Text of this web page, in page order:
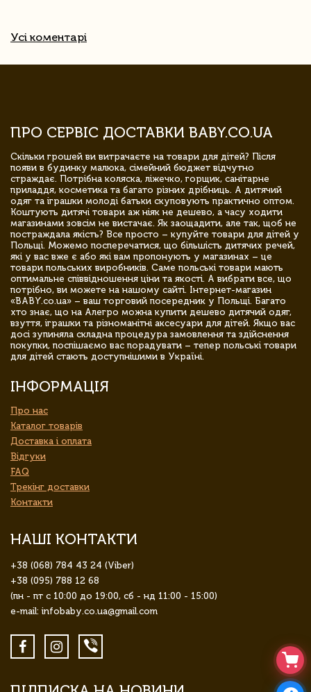
Усі коментарі
ПРО СЕРВІС ДОСТАВКИ BABY.CO.UA
Скільки грошей ви витрачаєте на товари для дітей? Після
появи в будинку малюка, сімейний бюджет відчутно
страждає. Потрібна коляска, ліжечко, горщик, санітарне
приладдя, косметика та багато різних дрібниць. А дитячий
одяг та іграшки молоді батьки скуповують практично оптом.
Коштують дитячі товари аж ніяк не дешево, а часу ходити
магазинами зовсім не вистачає. Як заощадити, але так, щоб не
постраждала якість? Все просто – купуйте товари для дітей у
Польщі. Можемо посперечатися, що більшість дитячих речей,
які у вас вже є або які вам пропонують у магазинах – це
товари польських виробників. Саме польські товари мають
оптимальне співвідношення ціни та якості. А вибрати все, що
потрібно, ви можете на нашому сайті. Інтернет-магазин
«BABY.co.ua» – ваш торговий посередник у Польщі. Багато
хто знає, що на Алегро можна купити дешево дитячий одяг,
взуття, іграшки та різноманітні аксесуари для дітей. Якщо вас
досі зупиняла складна процедура замовлення та здійснення
покупки, поспішаємо вас порадувати – тепер польські товари
для дітей стають доступнішими в Україні.
ІНФОРМАЦІЯ
Про нас
Каталог товарів
Доставка і оплата
Відгуки
FAQ
Трекінг доставки
Контакти
НАШІ КОНТАКТИ
+38 (068) 784 43 24 (Viber)
+38 (095) 788 12 68
(пн - пт с 10:00 до 19:00, сб - нд 11:00 - 15:00)
e-mail: infobaby.co.ua@gmail.com